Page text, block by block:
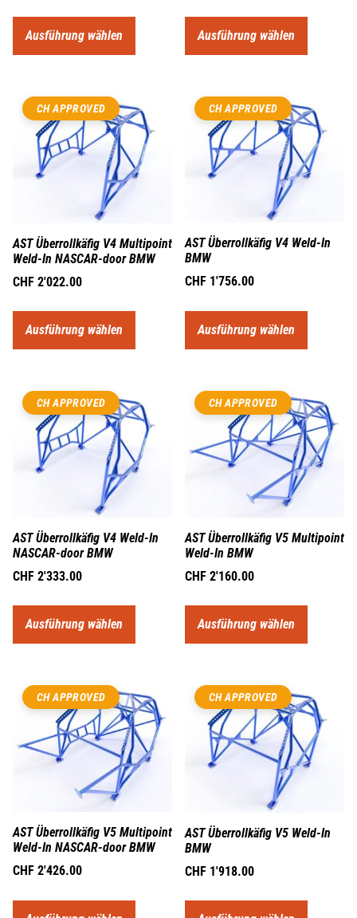
Ausführung wählen Ausführung wählen
CH APPROVED
AST Überrollkäfig V4 Multipoint
Weld-In NASCAR-door BMW
CHF 2'022.00
Ausführung wählen
CH APPROVED
AST Überrollkäfig V4 Weld-In
BMW
CHF 1'756.00
Ausführung wählen
CH APPROVED
AST Überrollkäfig V4 Weld-In
NASCAR-door BMW
CHF 2'333.00
Ausführung wählen
CH APPROVED
AST Überrollkäfig V5 Multipoint
Weld-In BMW
CHF 2'160.00
Ausführung wählen
CH APPROVED
AST Überrollkäfig V5 Multipoint
Weld-In NASCAR-door BMW
CHF 2'426.00
CH APPROVED
AST Überrollkäfig V5 Weld-In
BMW
CHF 1'918.00